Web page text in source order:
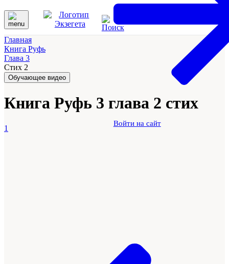
Войти на сайт
Главная
Книга Руфь
Глава 3
Стих 2
Обучающее видео
Книга Руфь 3 глава 2 стих
1